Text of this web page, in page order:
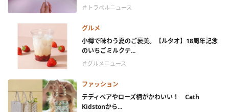
＃トラベルニュース
グルメ
小樽で味わう夏のご褒美。【ルタオ】18周年記念
のいちごミルクテ...
＃グルメニュース
ファッション
テディベアやローズ柄がかわいい！ Cath
Kidstonから...